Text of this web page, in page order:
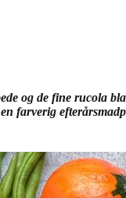
og de fine rucola
farverig